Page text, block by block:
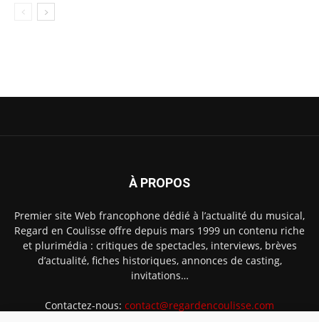
À PROPOS
Premier site Web francophone dédié à l’actualité du musical,
Regard en Coulisse offre depuis mars 1999 un contenu riche
et plurimédia : critiques de spectacles, interviews, brèves
d’actualité, fiches historiques, annonces de casting,
invitations…
Contactez-nous: contact@regardencoulisse.com